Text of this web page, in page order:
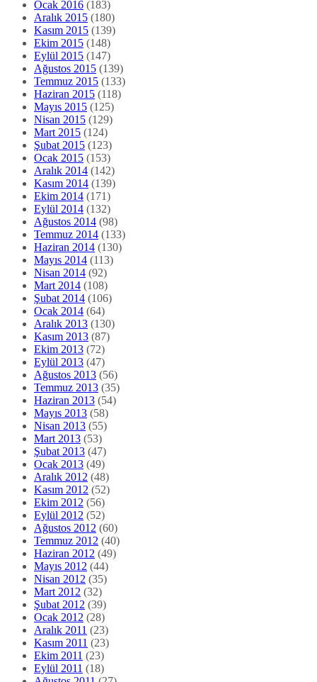
Ocak 2016 (183)
Aralık 2015 (180)
Kasım 2015 (139)
Ekim 2015 (148)
Eylül 2015 (147)
Ağustos 2015 (139)
Temmuz 2015 (133)
Haziran 2015 (118)
Mayıs 2015 (125)
Nisan 2015 (129)
Mart 2015 (124)
Şubat 2015 (123)
Ocak 2015 (153)
Aralık 2014 (142)
Kasım 2014 (139)
Ekim 2014 (171)
Eylül 2014 (132)
Ağustos 2014 (98)
Temmuz 2014 (133)
Haziran 2014 (130)
Mayıs 2014 (113)
Nisan 2014 (92)
Mart 2014 (108)
Şubat 2014 (106)
Ocak 2014 (64)
Aralık 2013 (130)
Kasım 2013 (87)
Ekim 2013 (72)
Eylül 2013 (47)
Ağustos 2013 (56)
Temmuz 2013 (35)
Haziran 2013 (54)
Mayıs 2013 (58)
Nisan 2013 (55)
Mart 2013 (53)
Şubat 2013 (47)
Ocak 2013 (49)
Aralık 2012 (48)
Kasım 2012 (52)
Ekim 2012 (56)
Eylül 2012 (52)
Ağustos 2012 (60)
Temmuz 2012 (40)
Haziran 2012 (49)
Mayıs 2012 (44)
Nisan 2012 (35)
Mart 2012 (32)
Şubat 2012 (39)
Ocak 2012 (28)
Aralık 2011 (23)
Kasım 2011 (23)
Ekim 2011 (23)
Eylül 2011 (18)